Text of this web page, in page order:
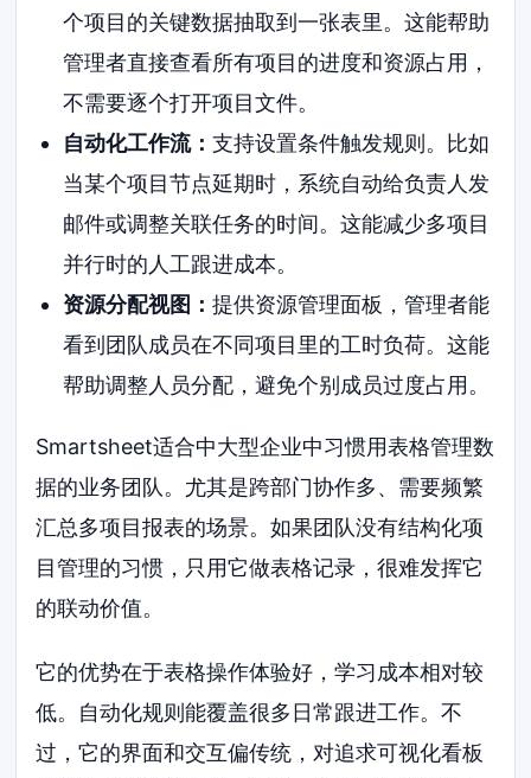
个项目的关键数据抽取到一张表里。这能帮助
管理者直接查看所有项目的进度和资源占用，
不需要逐个打开项目文件。
自动化工作流： 支持设置条件触发规则。比如
当某个项目节点延期时，系统自动给负责人发
邮件或调整关联任务的时间。这能减少多项目
并行时的人工跟进成本。
资源分配视图： 提供资源管理面板，管理者能
看到团队成员在不同项目里的工时负荷。这能
帮助调整人员分配，避免个别成员过度占用。
Smartsheet适合中大型企业中习惯用表格管理数
据的业务团队。尤其是跨部门协作多、需要频繁
汇总多项目报表的场景。如果团队没有结构化项
目管理的习惯，只用它做表格记录，很难发挥它
的联动价值。
它的优势在于表格操作体验好，学习成本相对较
低。自动化规则能覆盖很多日常跟进工作。不
过，它的界面和交互偏传统，对追求可视化看板